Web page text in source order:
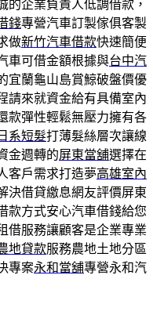
的企業負責人低調借款，
錢專營汽車訂製傢俱客製
做新竹汽車借款快速簡便
車可借金額根據與台中汽
宜蘭龜山島賞鯨破盤價優
請來就資金給有具備室內
款彈性輕鬆無壓力擁有各
日系短髮打薄髮絲層次讓線
金週轉的屏東當舖選擇在
客戶需求打造夢高雄室內
決借貸繳息網友評價屏東
款方式安心汽車借錢給您
借服務讓顧客是企業專業
地貸款服務農地土地分區
專案永和當舖專營永和汽